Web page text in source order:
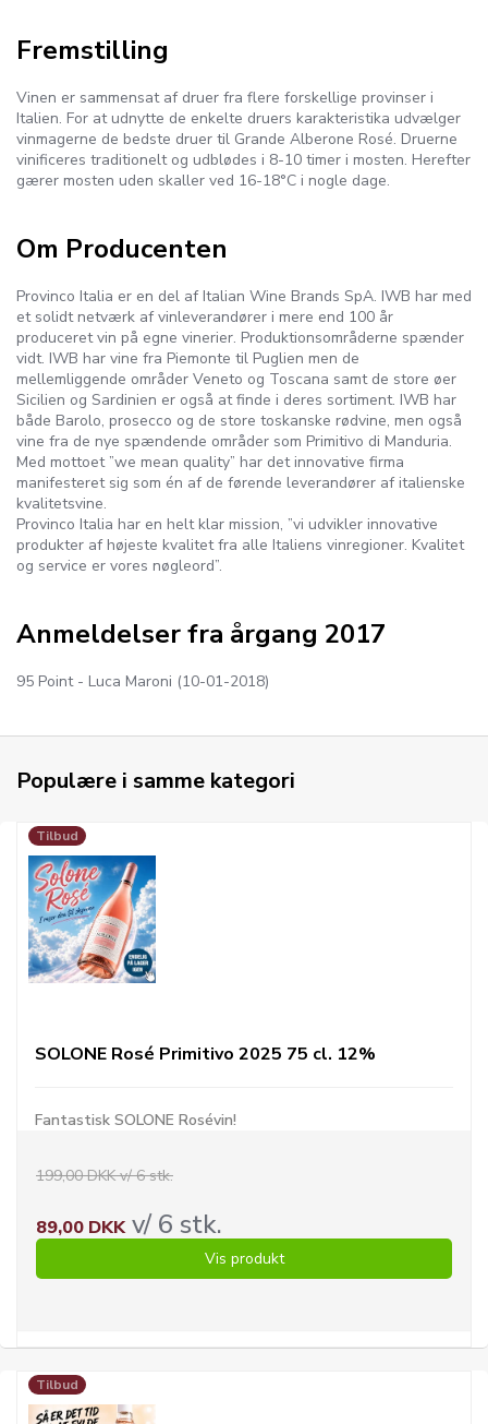
Fremstilling
Vinen er sammensat af druer fra flere forskellige provinser i
Italien. For at udnytte de enkelte druers karakteristika udvælger
vinmagerne de bedste druer til Grande Alberone Rosé. Druerne
vinificeres traditionelt og udblødes i 8-10 timer i mosten. Herefter
gærer mosten uden skaller ved 16-18°C i nogle dage.
Om Producenten
Provinco Italia er en del af Italian Wine Brands SpA. IWB har med
et solidt netværk af vinleverandører i mere end 100 år
produceret vin på egne vinerier. Produktionsområderne spænder
vidt. IWB har vine fra Piemonte til Puglien men de
mellemliggende områder Veneto og Toscana samt de store øer
Sicilien og Sardinien er også at finde i deres sortiment. IWB har
både Barolo, prosecco og de store toskanske rødvine, men også
vine fra de nye spændende områder som Primitivo di Manduria.
Med mottoet ”we mean quality” har det innovative firma
manifesteret sig som én af de førende leverandører af italienske
kvalitetsvine.
Provinco Italia har en helt klar mission, ”vi udvikler innovative
produkter af højeste kvalitet fra alle Italiens vinregioner. Kvalitet
og service er vores nøgleord”.
Anmeldelser fra årgang 2017
95 Point - Luca Maroni (10-01-2018)
Populære i samme kategori
Tilbud
SOLONE Rosé Primitivo 2025 75 cl. 12%
Fantastisk SOLONE Rosévin!
199,00 DKK v/ 6 stk.
89,00 DKKv/ 6 stk.
Vis produkt
Tilbud